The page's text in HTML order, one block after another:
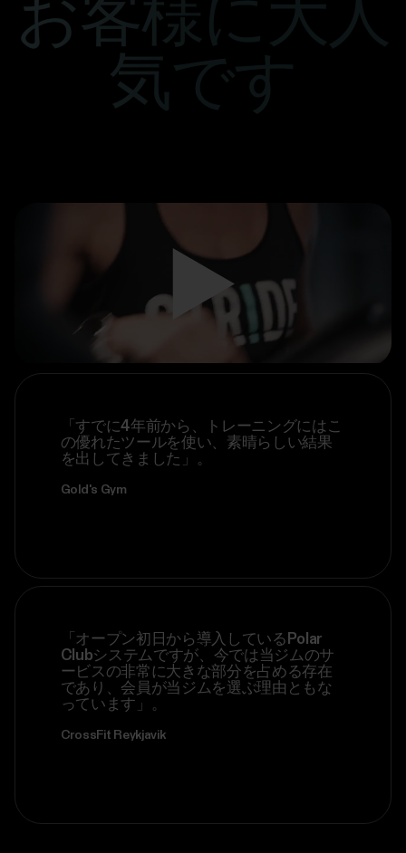
お客様に大人
気です
「すでに4年前から、トレーニングにはこ
の優れたツールを使い、素晴らしい結果
を出してきました」。
Gold's Gym
「オープン初日から導入しているPolar
Clubシステムですが、今では当ジムのサ
ービスの非常に大きな部分を占める存在
であり、会員が当ジムを選ぶ理由ともな
っています」。
CrossFit Reykjavik